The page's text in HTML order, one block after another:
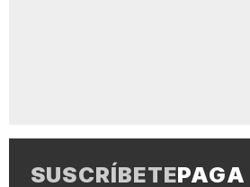
SUSCRÍBETE